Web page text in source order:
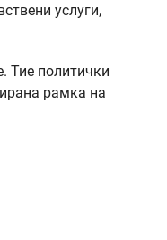
услуги,
Тие политички
рамка на